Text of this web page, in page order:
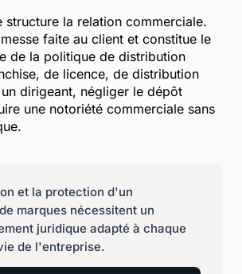
structure la relation commerciale.
faite au client et constitue le
de la politique de distribution
de licence, de distribution
dirigeant, négliger le dépôt
une notoriété commerciale sans
et la protection d'un
marques nécessitent un
juridique adapté à chaque
de l'entreprise.